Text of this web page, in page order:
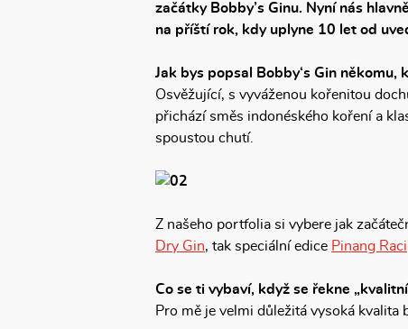
začátky Bobby’s Ginu. Nyní nás
na příští rok, kdy uplyne 10 let od
Jak bys popsal Bobby‘s Gin někomu,
Osvěžující, s vyváženou kořenitou
přichází směs indonéského koření a
spoustou chutí.
Z našeho portfolia si vybere jak
Dry Gin, tak speciální edice Pinang Raci
Co se ti vybaví, když se řekne
Pro mě je velmi důležitá vysoká